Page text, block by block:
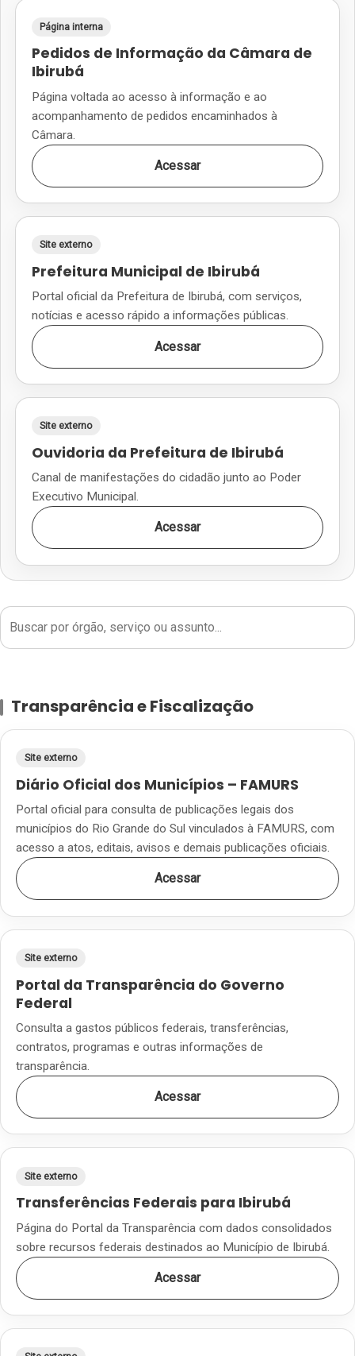
Página interna
Pedidos de Informação da Câmara de
Ibirubá
Página voltada ao acesso à informação e ao
acompanhamento de pedidos encaminhados à
Câmara.
Acessar
Site externo
Prefeitura Municipal de Ibirubá
Portal oficial da Prefeitura de Ibirubá, com serviços,
notícias e acesso rápido a informações públicas.
Acessar
Site externo
Ouvidoria da Prefeitura de Ibirubá
Canal de manifestações do cidadão junto ao Poder
Executivo Municipal.
Acessar
Transparência e Fiscalização
Site externo
Diário Oficial dos Municípios – FAMURS
Portal oficial para consulta de publicações legais dos
municípios do Rio Grande do Sul vinculados à FAMURS, com
acesso a atos, editais, avisos e demais publicações oficiais.
Acessar
Site externo
Portal da Transparência do Governo
Federal
Consulta a gastos públicos federais, transferências,
contratos, programas e outras informações de
transparência.
Acessar
Site externo
Transferências Federais para Ibirubá
Página do Portal da Transparência com dados consolidados
sobre recursos federais destinados ao Município de Ibirubá.
Acessar